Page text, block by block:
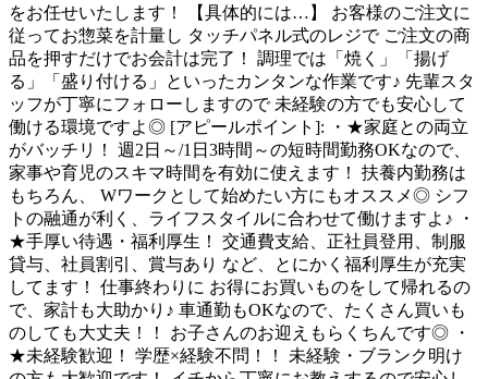
をお任せいたします！ 【具体的には…】 お客様のご注文に
従ってお惣菜を計量し タッチパネル式のレジで ご注文の商
品を押すだけでお会計は完了！ 調理では「焼く」「揚げ
る」「盛り付ける」といったカンタンな作業です♪ 先輩スタ
ッフが丁寧にフォローしますので 未経験の方でも安心して
働ける環境ですよ◎ [アピールポイント]: ・★家庭との両立
がバッチリ！ 週2日～/1日3時間～の短時間勤務OKなので、
家事や育児のスキマ時間を有効に使えます！ 扶養内勤務は
もちろん、 Wワークとして始めたい方にもオススメ◎ シフ
トの融通が利く、ライフスタイルに合わせて働けますよ♪ ・
★手厚い待遇・福利厚生！ 交通費支給、正社員登用、制服
貸与、社員割引、賞与あり など、とにかく福利厚生が充実
してます！ 仕事終わりに お得にお買いものをして帰れるの
で、家計も大助かり♪ 車通勤もOKなので、たくさん買いも
のしても大丈夫！！ お子さんのお迎えもらくちんです◎ ・
★未経験歓迎！ 学歴×経験不問！！ 未経験・ブランク明け